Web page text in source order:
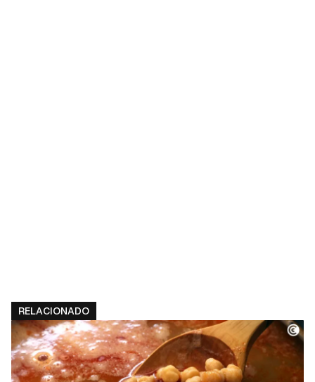
Guardar como favorito
RELACIONADO
Contenido enviado